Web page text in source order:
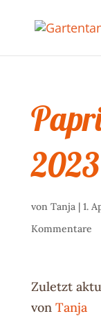
2023
von Tanja| 1.
Kommentare
Zuletzt
von Tanja